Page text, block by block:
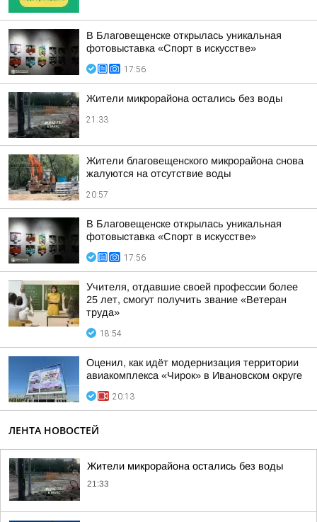
В Благовещенске открылась уникальная
фотовыставка «Спорт в искусстве»
17:56
Жители микрорайона остались без воды
21:33
Жители благовещенского микрорайона снова
жалуются на отсутствие воды
20:57
В Благовещенске открылась уникальная
фотовыставка «Спорт в искусстве»
17:56
Учителя, отдавшие своей профессии более
25 лет, смогут получить звание «Ветеран
труда»
18:54
Оценил, как идёт модернизация территории
авиакомплекса «Чирок» в Ивановском округе
20:13
ЛЕНТА НОВОСТЕЙ
Жители микрорайона остались без воды
21:33